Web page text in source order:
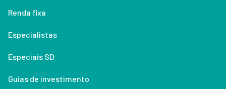
Renda fixa
Especialistas
Especiais SD
Guias de investimento